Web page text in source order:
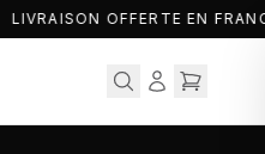
LIVRAISON OFFERTE EN